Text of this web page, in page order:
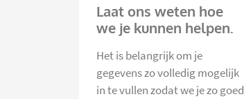
Laat ons weten hoe
we je kunnen helpen.
Het is belangrijk om je
gegevens zo volledig mogelijk
in te vullen zodat we je zo goed